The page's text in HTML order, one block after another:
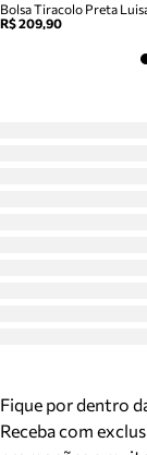
Bolsa Tiracolo Preta
R$ 209,90
Fique por dentro
Receba com